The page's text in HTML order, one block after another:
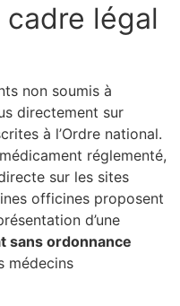
légal
non soumis à
directement sur
à l’Ordre national.
réglementé,
sur les sites
officines proposent
d’une
sans ordonnance
médecins